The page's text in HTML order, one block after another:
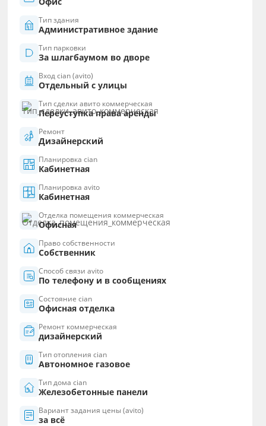
Тип здания
Административное здание
Тип парковки
За шлагбаумом во дворе
Вход cian (avito)
Отдельный с улицы
Тип сделки авито коммерческая
Переуступка права аренды
Ремонт
Дизайнерский
Планировка cian
Кабинетная
Планировка avito
Кабинетная
Отделка помещения коммерческая
Офисная
Право собственности
Собственник
Способ связи avito
По телефону и в сообщениях
Состояние cian
Офисная отделка
Ремонт коммерческая
дизайнерский
Тип отопления cian
Автономное газовое
Тип дома cian
Железобетонные панели
Вариант задания цены (avito)
за всё